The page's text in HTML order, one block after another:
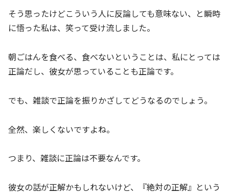
そう思ったけどこういう人に反論しても意味ない、と瞬時
に悟った私は、笑って受け流しました。
朝ごはんを食べる、食べないということは、私にとっては
正論だし、彼女が思っていることも正論です。
でも、雑談で正論を振りかざしてどうなるのでしょう。
全然、楽しくないですよね。
つまり、雑談に正論は不要なんです。
彼女の話が正解かもしれないけど、『絶対の正解』という